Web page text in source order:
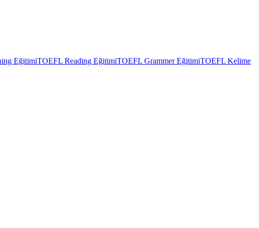
EğitimiTOEFL Reading EğitimiTOEFL Grammer EğitimiTOEFL Kelime